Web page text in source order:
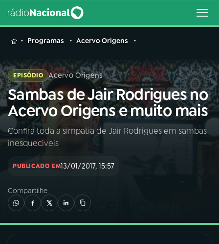
MENU
Buscar
na
Rádio
Nacional
Buscar
02A RÁDIO
Programas Acervo Origens
EPISÓDIO Acervo Origens
Sambas de Jair Rodrigues no
Acervo Origens e muito mais
Confira toda a simpatia de Jair Rodrigues em sambas
inesquecíveis
PUBLICADO EM13/01/2017, 15:57
Compartilhe